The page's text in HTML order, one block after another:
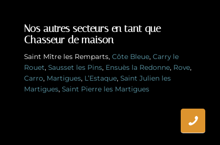
Nos autres secteurs en tant que
Chasseur de maison
Saint Mître les Remparts, Côte Bleue, Carry le
Rouet, Sausset les Pins, Ensuès la Redonne, Rove,
Carro, Martigues, L’Estaque, Saint Julien les
Martigues, Saint Pierre les Martigues